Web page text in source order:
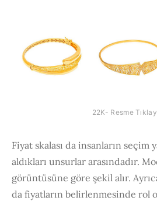
22K- Resme
Fiyat skalası da insanların seçim
aldıkları unsurlar arasındadır.
görüntüsüne göre şekil alır.
da fiyatların belirlenmesinde rol